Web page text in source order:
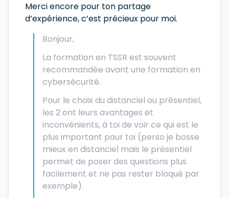
Merci encore pour ton partage
d’expérience, c’est précieux pour moi.
Bonjour,
La formation en TSSR est souvent
recommandée avant une formation en
cybersécurité.
Pour le choix du distanciel ou présentiel,
les 2 ont leurs avantages et
inconvénients, à toi de voir ce qui est le
plus important pour toi (perso je bosse
mieux en distanciel mais le présentiel
permet de poser des questions plus
facilement et ne pas rester bloqué par
exemple).